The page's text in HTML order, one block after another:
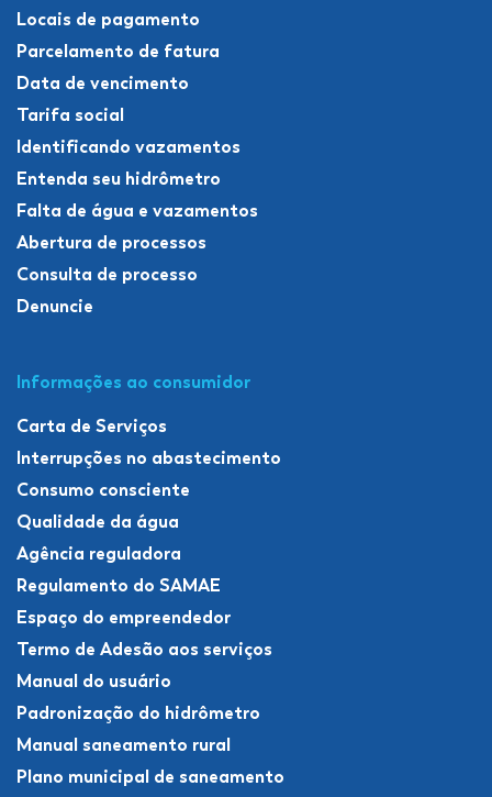
Locais de pagamento
Parcelamento de fatura
Data de vencimento
Tarifa social
Identificando vazamentos
Entenda seu hidrômetro
Falta de água e vazamentos
Abertura de processos
Consulta de processo
Denuncie
Informações ao consumidor
Carta de Serviços
Interrupções no abastecimento
Consumo consciente
Qualidade da água
Agência reguladora
Regulamento do SAMAE
Espaço do empreendedor
Termo de Adesão aos serviços
Manual do usuário
Padronização do hidrômetro
Manual saneamento rural
Plano municipal de saneamento